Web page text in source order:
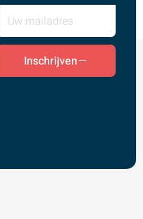
Inschrijven